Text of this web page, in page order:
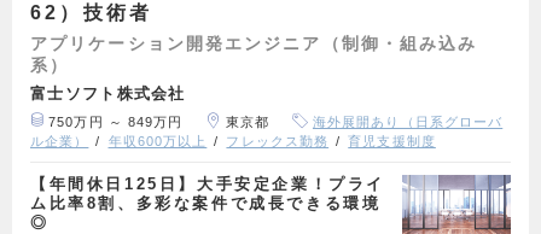
62）技術者
アプリケーション開発エンジニア（制御・組み込み
系）
富士ソフト株式会社
750万円 ～ 849万円 東京都
海外展開あり（日系グローバ
ル企業）
年収600万以上 フレックス勤務 育児支援制度
【年間休日125日】大手安定企業！プライ
ム比率8割、多彩な案件で成長できる環境
◎